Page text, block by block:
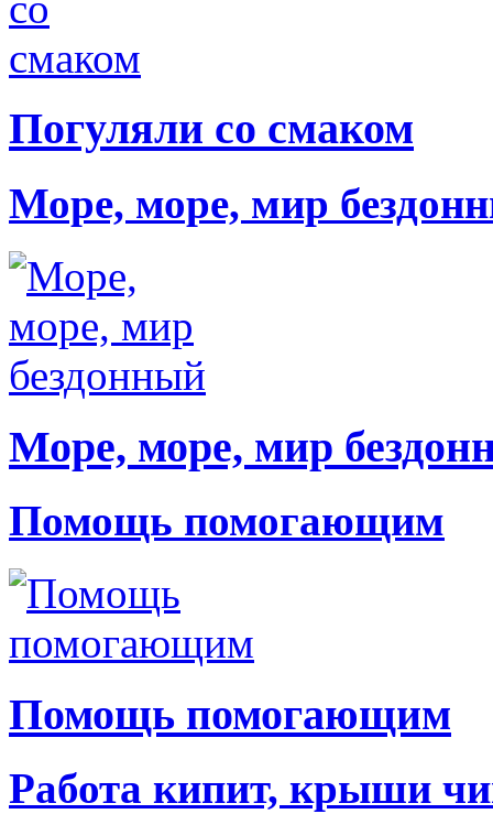
Погуляли со смаком
Море, море, мир
Море, море, мир
Помощь помогающим
Помощь помогающим
Работа кипит, крыши